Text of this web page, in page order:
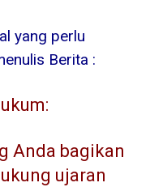
yang perlu
Berita :
Anda bagikan
ujaran